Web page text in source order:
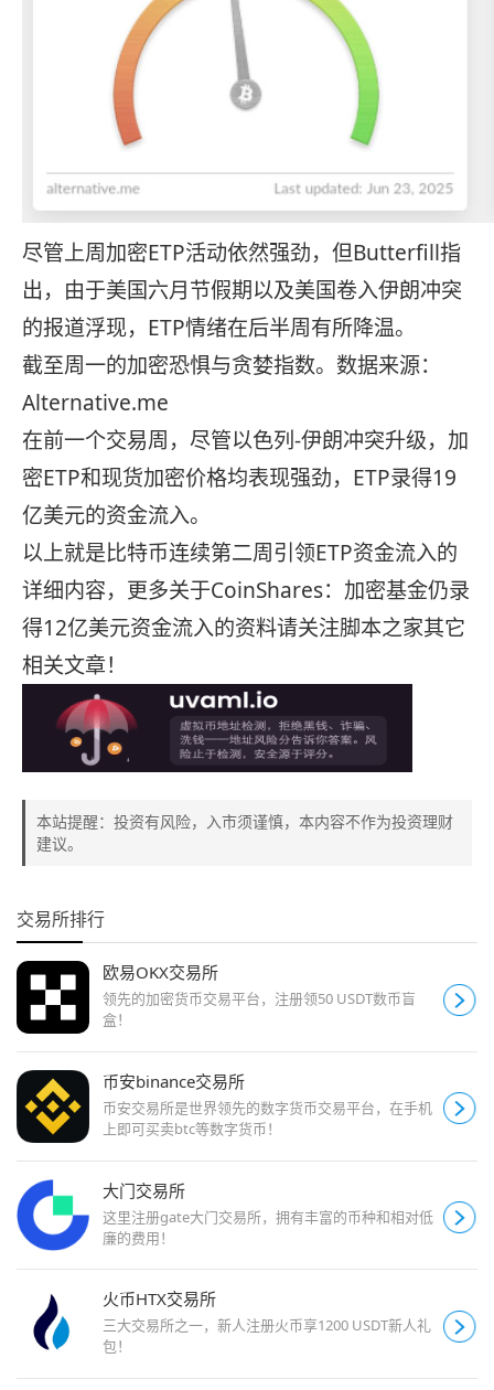
尽管上周加密ETP活动依然强劲，但Butterfill指
出，由于美国六月节假期以及美国卷入伊朗冲突
的报道浮现，ETP情绪在后半周有所降温。
截至周一的加密恐惧与贪婪指数。数据来源：
Alternative.me
在前一个交易周，尽管以色列-伊朗冲突升级，加
密ETP和现货加密价格均表现强劲，ETP录得19
亿美元的资金流入。
以上就是比特币连续第二周引领ETP资金流入的
详细内容，更多关于CoinShares：加密基金仍录
得12亿美元资金流入的资料请关注脚本之家其它
相关文章！
本站提醒：投资有风险，入市须谨慎，本内容不作为投资理财
建议。
交易所排行
欧易OKX交易所
领先的加密货币交易平台，注册领50 USDT数币盲
盒！
币安binance交易所
币安交易所是世界领先的数字货币交易平台，在手机
上即可买卖btc等数字货币！
大门交易所
这里注册gate大门交易所，拥有丰富的币种和相对低
廉的费用！
火币HTX交易所
三大交易所之一，新人注册火币享1200 USDT新人礼
包！